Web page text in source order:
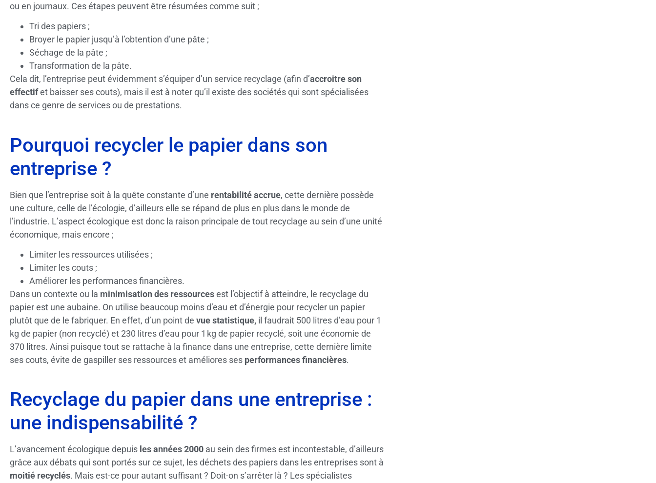
ou en journaux. Ces étapes peuvent être résumées comme suit ;
Tri des papiers ;
Broyer le papier jusqu’à l’obtention d’une pâte ;
Séchage de la pâte ;
Transformation de la pâte.
Cela dit, l’entreprise peut évidemment s’équiper d’un service recyclage (afin d’accroitre son
effectifet baisser ses couts), mais il est à noter qu’il existe des sociétés qui sont spécialisées
dans ce genre de services ou de prestations.
Pourquoi recycler le papier dans son
entreprise ?
Bien que l’entreprise soit à la quête constante d’une rentabilité accrue, cette dernière possède
une culture, celle de l’écologie, d’ailleurs elle se répand de plus en plus dans le monde de
l’industrie. L’aspect écologique est donc la raison principale de tout recyclage au sein d’une unité
économique, mais encore ;
Limiter les ressources utilisées ;
Limiter les couts ;
Améliorer les performances financières.
Dans un contexte ou la minimisation des ressourcesest l’objectif à atteindre, le recyclage du
papier est une aubaine. On utilise beaucoup moins d’eau et d’énergie pour recycler un papier
plutôt que de le fabriquer. En effet, d’un point de vue statistique, il faudrait 500 litres d’eau pour 1
kg de papier (non recyclé) et 230 litres d’eau pour 1 kg de papier recyclé, soit une économie de
370 litres. Ainsi puisque tout se rattache à la finance dans une entreprise, cette dernière limite
ses couts, évite de gaspiller ses ressources et améliores ses performances financières.
Recyclage du papier dans une entreprise :
une indispensabilité ?
L’avancement écologique depuis les années 2000 au sein des firmes est incontestable, d’ailleurs
grâce aux débats qui sont portés sur ce sujet, les déchets des papiers dans les entreprises sont à
moitié recyclés. Mais est-ce pour autant suffisant ? Doit-on s’arrêter là ? Les spécialistes